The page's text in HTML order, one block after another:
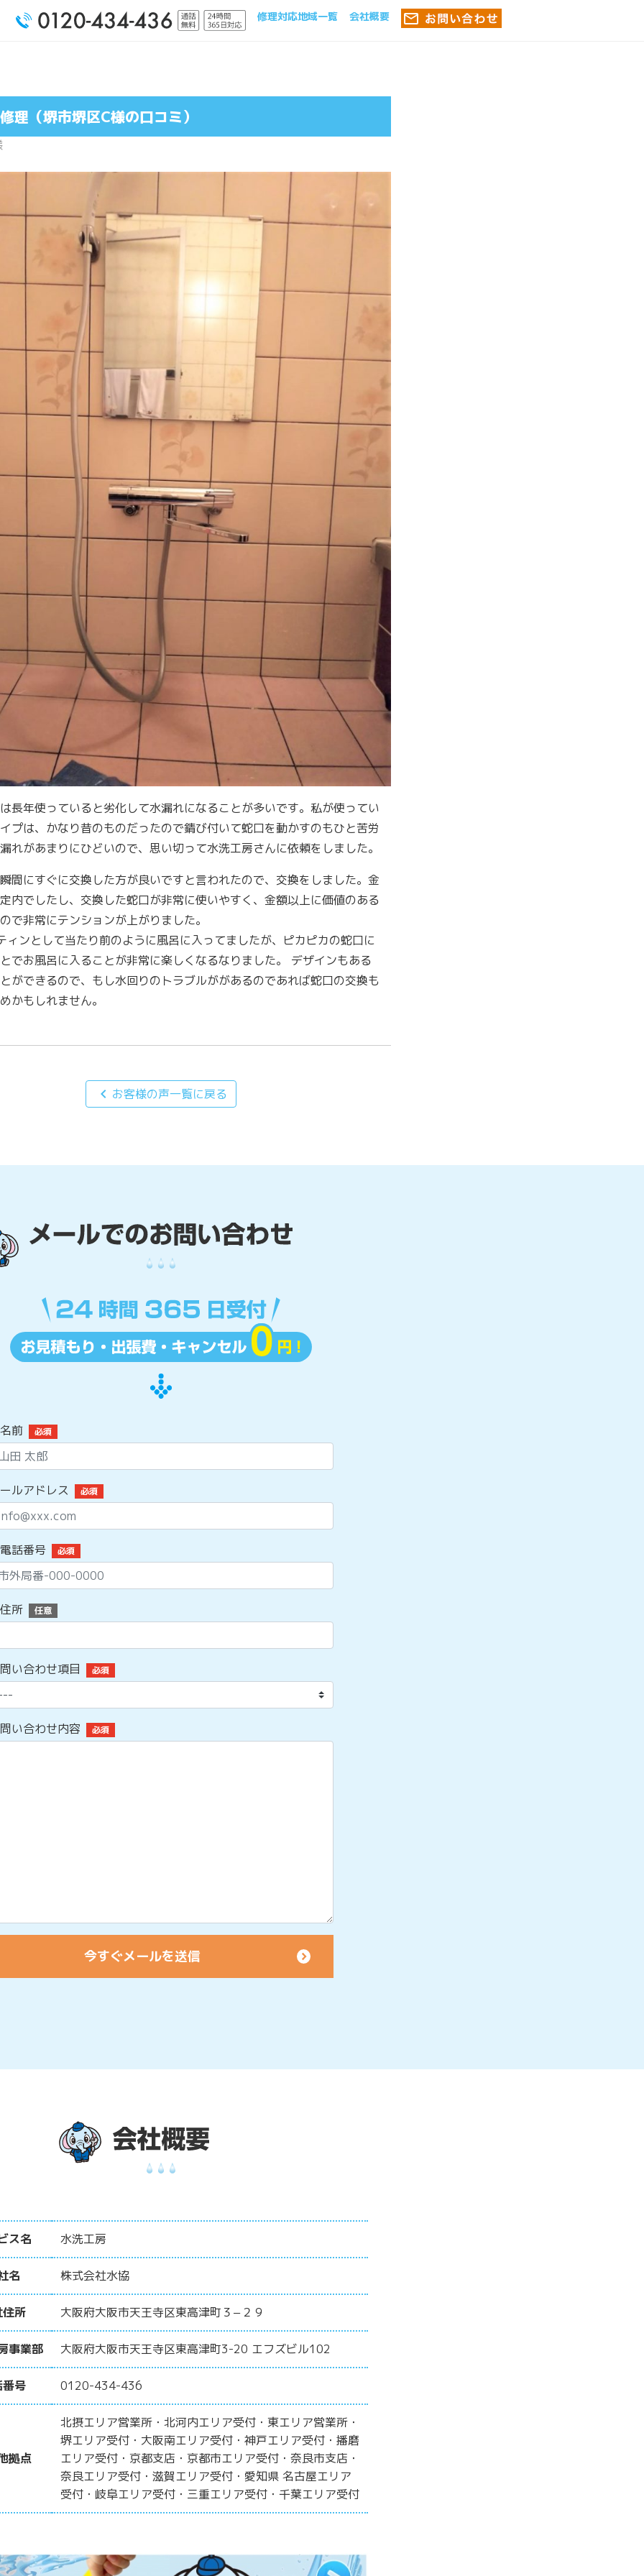
修理対応地域一覧 会社概要
理（堺市堺区C様の口コミ）
長年使っていると劣化して水漏れになることが多いです。私が使ってい
プは、かなり昔のものだったので錆び付いて蛇口を動かすのもひと苦労
れがあまりにひどいので、思い切って水洗工房さんに依頼をしました。
間にすぐに交換した方が良いですと言われたので、交換をしました。金
内でしたし、交換した蛇口が非常に使いやすく、金額以上に価値のある
で非常にテンションが上がりました。
ィンとして当たり前のように風呂に入ってましたが、ピカピカの蛇口に
でお風呂に入ることが非常に楽しくなるなりました。 デザインもある
ができるので、もし水回りのトラブルががあるのであれば蛇口の交換も
かもしれません。
chevron_left お客様の声一覧に戻る
前 必須
ルアドレス 必須
話番号 必須
所 任意
い合わせ項目 必須
い合わせ内容 必須
ス名 水洗工房
名 株式会社水協
所 大阪府大阪市天王寺区東高津町３−２９
事業部 大阪府大阪市天王寺区東高津町3-20 エフズビル102
号 0120-434-436
拠点
北摂エリア営業所・北河内エリア受付・東エリア営業所・
堺エリア受付・大阪南エリア受付・神戸エリア受付・播磨
エリア受付・京都支店・京都市エリア受付・奈良市支店・
奈良エリア受付・滋賀エリア受付・愛知県 名古屋エリア
受付・岐阜エリア受付・三重エリア受付・千葉エリア受付